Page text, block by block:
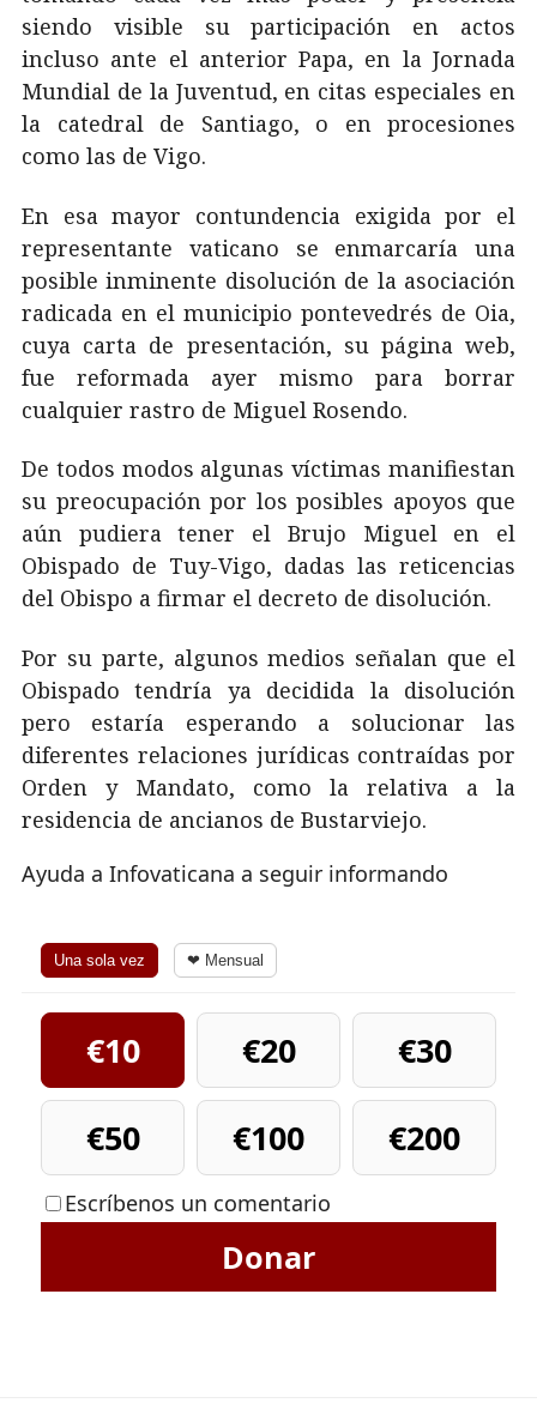
siendo visible su participación en actos
incluso ante el anterior Papa, en la Jornada
Mundial de la Juventud, en citas especiales en
la catedral de Santiago, o en procesiones
como las de Vigo.
En esa mayor contundencia exigida por el
representante vaticano se enmarcaría una
posible inminente disolución de la asociación
radicada en el municipio pontevedrés de Oia,
cuya carta de presentación, su página web,
fue reformada ayer mismo para borrar
cualquier rastro de Miguel Rosendo.
De todos modos algunas víctimas manifiestan
su preocupación por los posibles apoyos que
aún pudiera tener el Brujo Miguel en el
Obispado de Tuy-Vigo, dadas las reticencias
del Obispo a firmar el decreto de disolución.
Por su parte, algunos medios señalan que el
Obispado tendría ya decidida la disolución
pero estaría esperando a solucionar las
diferentes relaciones jurídicas contraídas por
Orden y Mandato, como la relativa a la
residencia de ancianos de Bustarviejo.
Ayuda a Infovaticana a seguir informando
Una sola vez ❤ Mensual
€10 €20
€30
€50
€100 €200
Escríbenos un comentario
Donar